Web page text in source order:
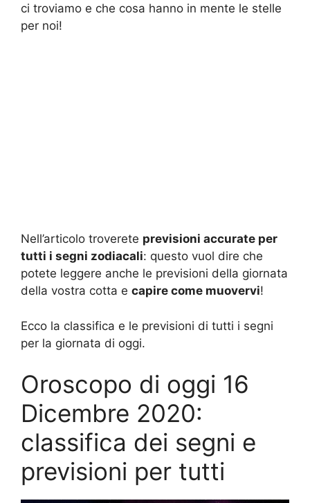
ci troviamo e che cosa hanno in mente le stelle
per noi!
Nell’articolo troverete previsioni accurate per
tutti i segni zodiacali: questo vuol dire che
potete leggere anche le previsioni della giornata
della vostra cotta e capire come muovervi!
Ecco la classifica e le previsioni di tutti i segni
per la giornata di oggi.
Oroscopo di oggi 16
Dicembre 2020:
classifica dei segni e
previsioni per tutti